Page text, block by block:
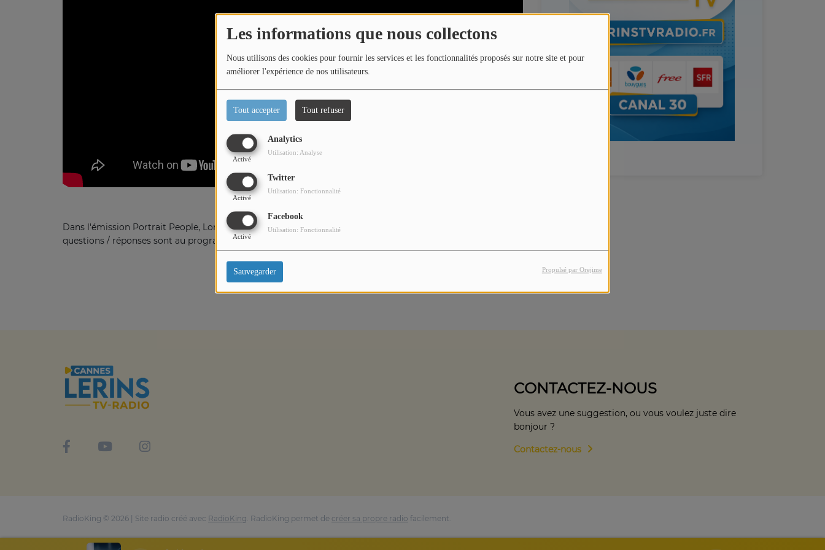
Les informations que nous collectons
Nous utilisons des cookies pour fournir les services et les fonctionnalités proposés sur notre site et pour
améliorer l'expérience de nos utilisateurs.
Tout accepter Tout refuser
Analytics
Activé
Utilisation: Analyse
Twitter
Activé
Utilisation: Fonctionnalité
Facebook
Activé
Utilisation: Fonctionnalité
Sauvegarder Propulsé par Orejime
Contactez-nous
Dans l'émission Portrait People, Loric reçoit Sébastien El Chato Chanteur et Guitariste. Présentation et
questions / réponses sont au programme de cet interview.
CONTACTEZ-NOUS
Vous avez une suggestion, ou vous voulez juste dire
bonjour ?
Contactez-nous
RadioKing © 2026 | Site radio créé avec RadioKing . RadioKing permet de créer sa propre radio facilement.